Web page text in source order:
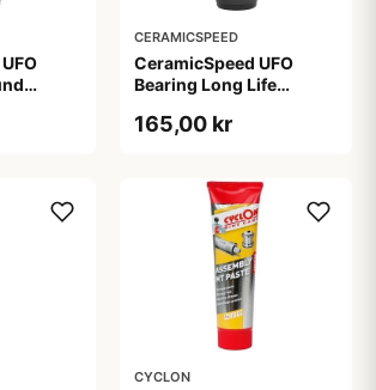
CERAMICSPEED
CeramicSpeed UFO
Bearing Long Life
165,00 kr
CYCLON